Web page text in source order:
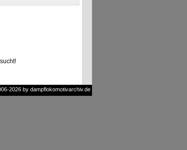
2026 by dampflokomotivarchiv.de